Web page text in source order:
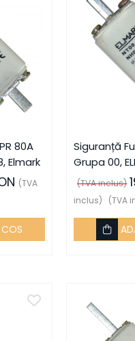
80A
Elmark
(TVA
Siguranță
Grupa 00,
(TVA inclus)
inclus)
(TVA